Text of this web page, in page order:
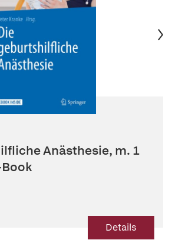
Anästhesie, m. 1
Details